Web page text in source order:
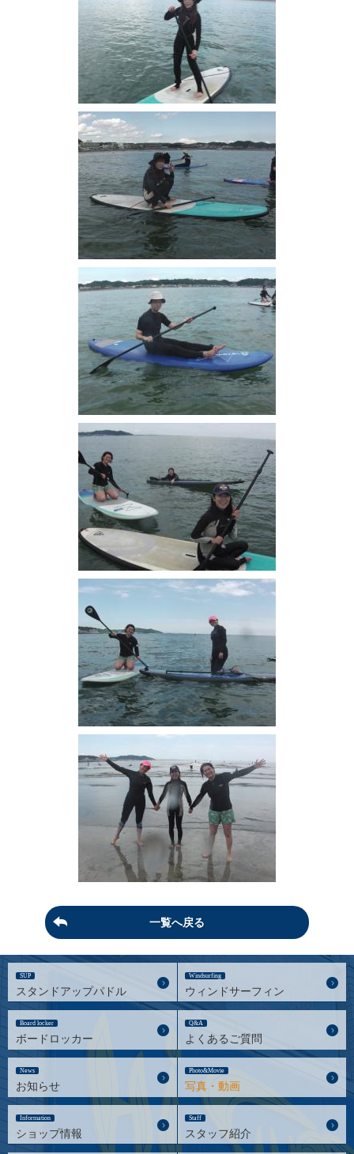
一覧へ戻る
SUP
スタンドアップパドル
Windsurfing
ウィンドサーフィン
Board locker
ボードロッカー
Q&A
よくあるご質問
News
お知らせ
Photo&Movie
写真・動画
Information
ショップ情報
Staff
スタッフ紹介